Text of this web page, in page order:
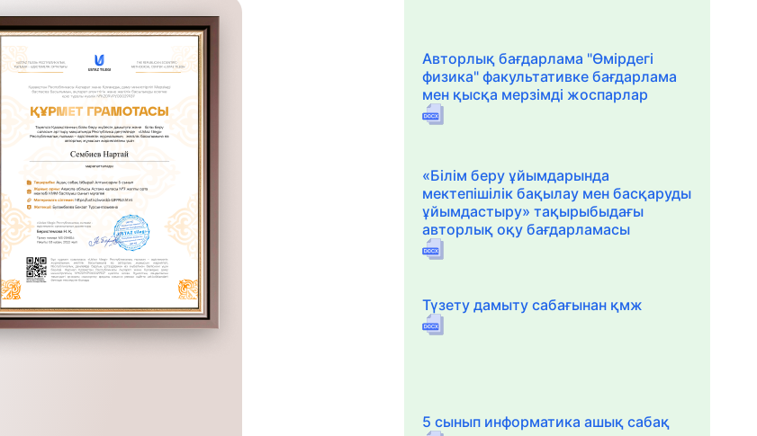
Авторлық бағдарлама "Өмірдегі
физика" факультативке бағдарлама
мен қысқа мерзімді жоспарлар
«Білім беру ұйымдарында
мектепішілік бақылау мен басқаруды
ұйымдастыру» тақырыбыдағы
авторлық оқу бағдарламасы
Түзету дамыту сабағынан қмж
5 сынып информатика ашық сабақ